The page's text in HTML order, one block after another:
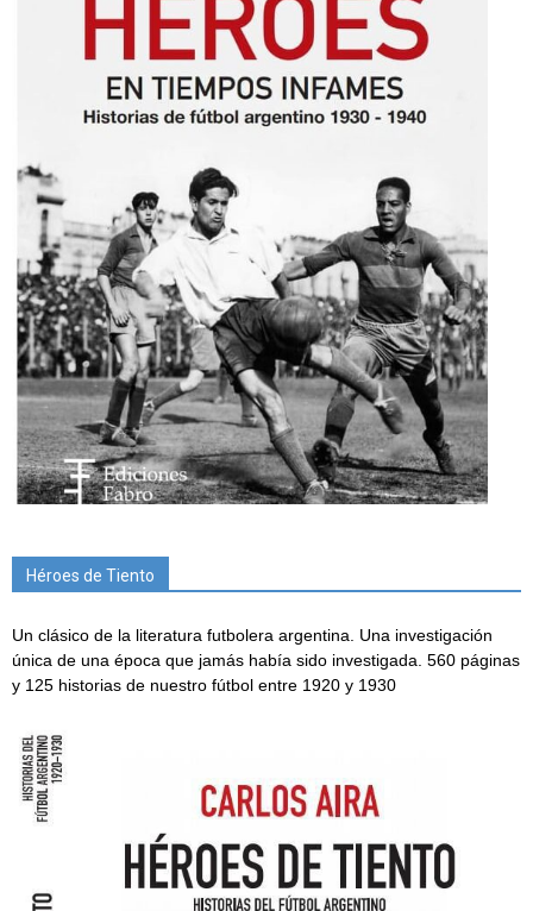
Héroes de Tiento
Un clásico de la literatura futbolera argentina. Una investigación
única de una época que jamás había sido investigada. 560 páginas
y 125 historias de nuestro fútbol entre 1920 y 1930